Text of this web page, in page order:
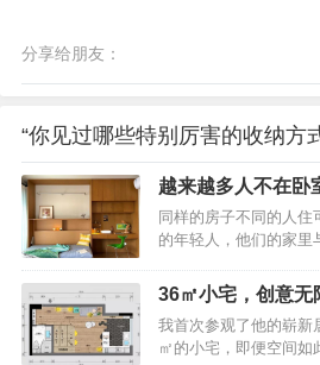
分享给朋友：
“你见过哪些特别厉害的收纳方
越来越多人不在卧
同样的房子不同的人住
的年轻人，他们的家里
活态度上和对家具的选
卧室，爸妈他们对卧室
都必须要有一个双人床
叫卧室？越来越多人不
36㎡小宅，创意无
间却毫不拥挤!
我首次参观了他的崭新
㎡的小宅，即便空间如